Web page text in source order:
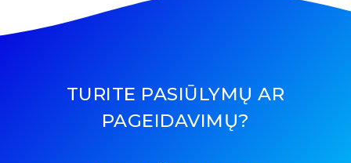
TURITE PASIŪLYMŲ AR
PAGEIDAVIMŲ?